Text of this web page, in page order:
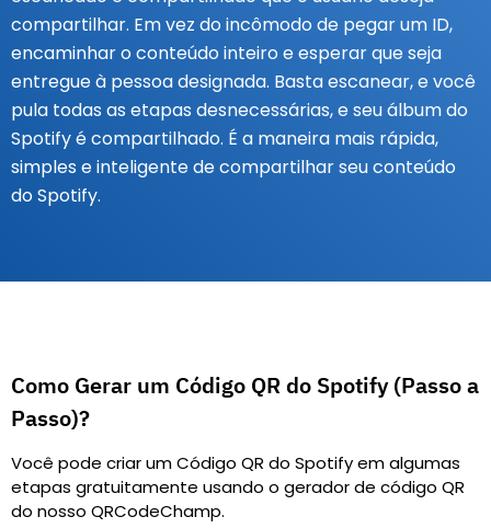
compartilhar. Em vez do incômodo de pegar um ID,
encaminhar o conteúdo inteiro e esperar que seja
entregue à pessoa designada. Basta escanear, e você
pula todas as etapas desnecessárias, e seu álbum do
Spotify é compartilhado. É a maneira mais rápida,
simples e inteligente de compartilhar seu conteúdo
do Spotify.
Como Gerar um Código QR do Spotify (Passo a
Passo)?
Você pode criar um Código QR do Spotify em algumas
etapas gratuitamente usando o gerador de código QR
do nosso QRCodeChamp.